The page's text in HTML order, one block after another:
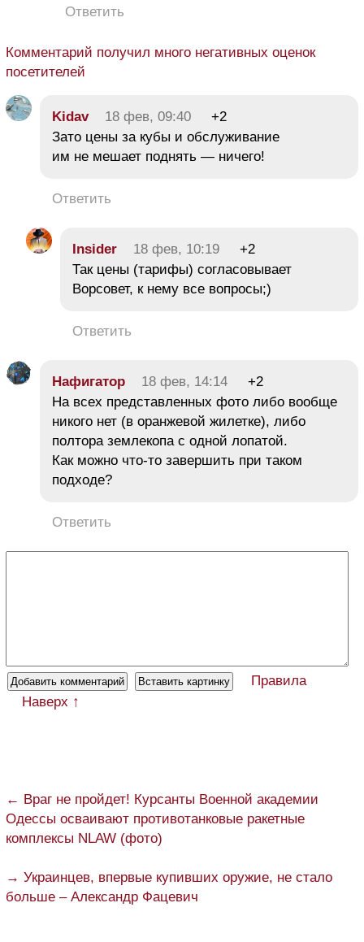
Ответить
Комментарий получил много негативных оценок
посетителей
Kidav 18 фев, 09:40
+2
Зато цены за кубы и обслуживание
им не мешает поднять — ничего!
Ответить
Insider 18 фев, 10:19
+2
Так цены (тарифы) согласовывает
Ворсовет, к нему все вопросы;)
Ответить
Нафигатор 18 фев, 14:14
+2
На всех представленных фото либо вообще
никого нет (в оранжевой жилетке), либо
полтора землекопа с одной лопатой.
Как можно что-то завершить при таком
подходе?
Ответить
Правила
Наверх ↑
← Враг не пройдет! Курсанты Военной академии
Одессы осваивают противотанковые ракетные
комплексы NLAW (фото)
→ Украинцев, впервые купивших оружие, не стало
больше – Александр Фацевич